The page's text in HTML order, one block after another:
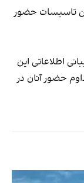
تاسیسات حضور
اطلاعاتی این
حضور آنان‌ در